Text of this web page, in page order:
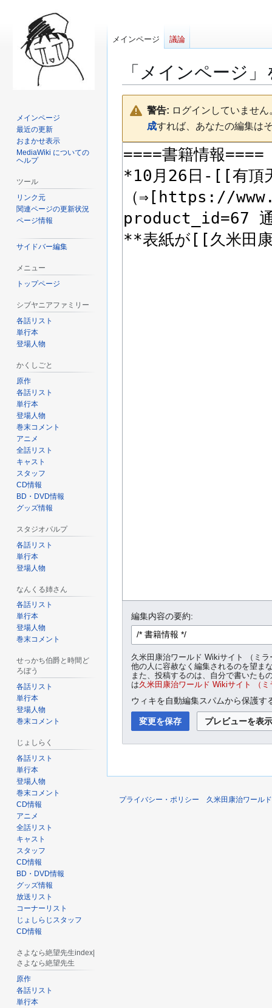
「 メインページ
ー
シ
ョ
動
移
動
警告: ログインしていませ
成すれば、あなたの編集は
編集内容の要約:
久米田康治ワールド Wikiサイト （ミ
他の人に容赦なく編集されるのを望ま
また、投稿するのは、自分で書いたも
は久米田康治ワールド Wikiサイト （
ウィキを自動編集スパムから保護す
メインページ 議論
メインページ
最近の更新
おまかせ表示
MediaWiki についての
ヘルプ
ツール
リンク元
関連ページの更新状況
ページ情報
サイドバー編集
メニュー
トップページ
シブヤニアファミリー
各話リスト
単行本
登場人物
かくしごと
原作
各話リスト
単行本
登場人物
巻末コメント
アニメ
全話リスト
キャスト
スタッフ
CD情報
BD・DVD情報
グッズ情報
スタジオパルプ
各話リスト
単行本
登場人物
なんくる姉さん
各話リスト
単行本
登場人物
巻末コメント
せっかち伯爵と時間ど
ろぼう
各話リスト
単行本
登場人物
巻末コメント
じょしらく
各話リスト
単行本
登場人物
巻末コメント
CD情報
アニメ
全話リスト
キャスト
スタッフ
CD情報
BD・DVD情報
グッズ情報
放送リスト
コーナーリスト
じょしらじスタッフ
CD情報
さよなら絶望先生index|
さよなら絶望先生
原作
各話リスト
単行本
プライバシー・ポリシー 久米田康治ワール